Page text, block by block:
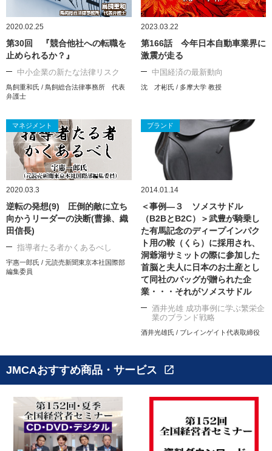
2020.02.25
第30回 『競合他社への転職を
止められるか？』
中小企業の新たな法律リスク
鳥飼重和氏 / 鳥飼総合法律事務所 代表
弁護士
2023.03.22
第166話 今年日本自動車業界に
激震が走る
中国経済の最新動向
沈 才彬氏 / 多摩大学 教授
マネジメント
2020.03.3
逆転の発想(9) 圧倒的敵に立ち
向かうリーダーの決断(曹操、織
田信長)
指導者たる者かくあるべし
宇惠一郎氏 / 元読売新聞東京本社国際部
編集委員
ブランド
2014.01.14
＜事例―３ ソメスサドル
（B2BとB2C）＞武豊が騎乗し
た有馬記念のディープインパク
ト用の鞍（くら）に採用され、
洞爺湖サミットの際に参加した
首脳と夫人に日本のお土産とし
て同社のバッグが贈られた企
業・・・それがソメスサドル
酒井光雄 成功事例に学ぶ繁栄企
業のブランド戦略
酒井光雄氏 / ブレインゲイト代表取締役
JMCAおすすめ商品・サービス open_in_new